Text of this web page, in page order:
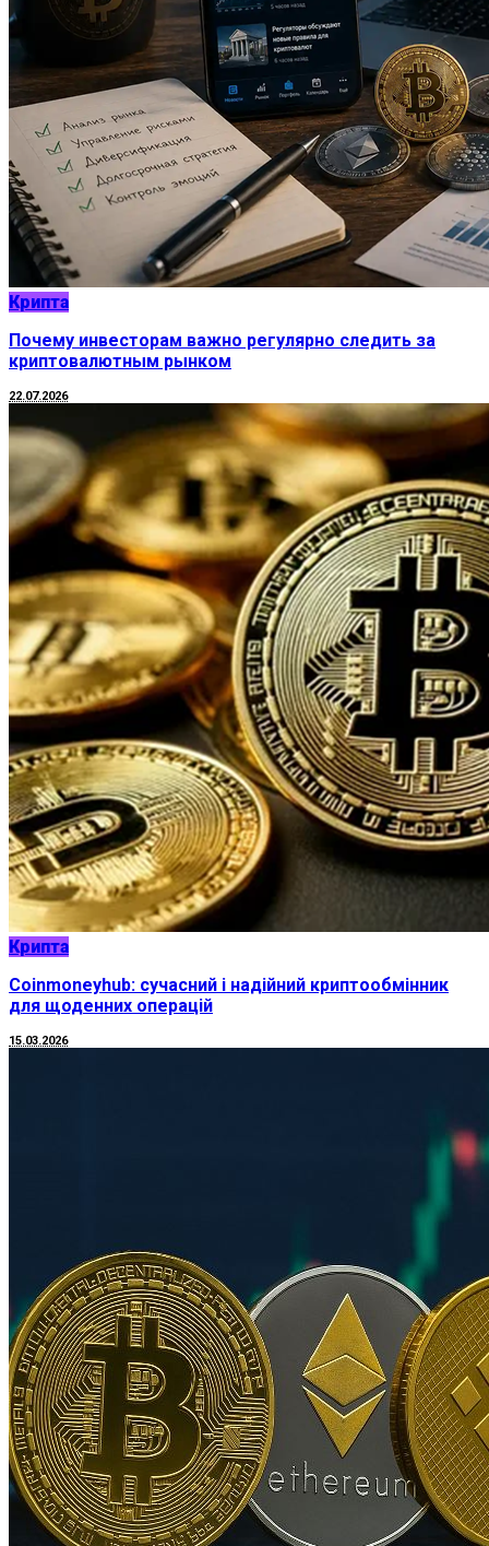
Крипта
Почему инвесторам важно регулярно следить за
криптовалютным рынком
22.07.2026
Крипта
Coinmoneyhub: сучасний і надійний криптообмінник
для щоденних операцій
15.03.2026